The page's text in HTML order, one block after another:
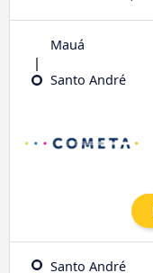
Mauá
Santo André
Santo André